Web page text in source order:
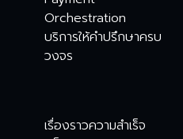
Orchestration
บริการให้คำปรึกษาครบ
วงจร
เรื่องราวความสำเร็จ